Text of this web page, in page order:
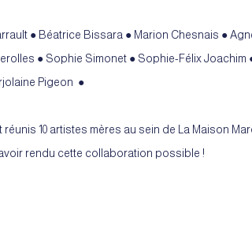
● Béatrice Bissara ● Marion Chesnais ●
● Sophie Simonet ● Sophie-Félix Joachim
Pigeon ●
10 artistes mères au sein de La Maison
rendu cette collaboration possible !